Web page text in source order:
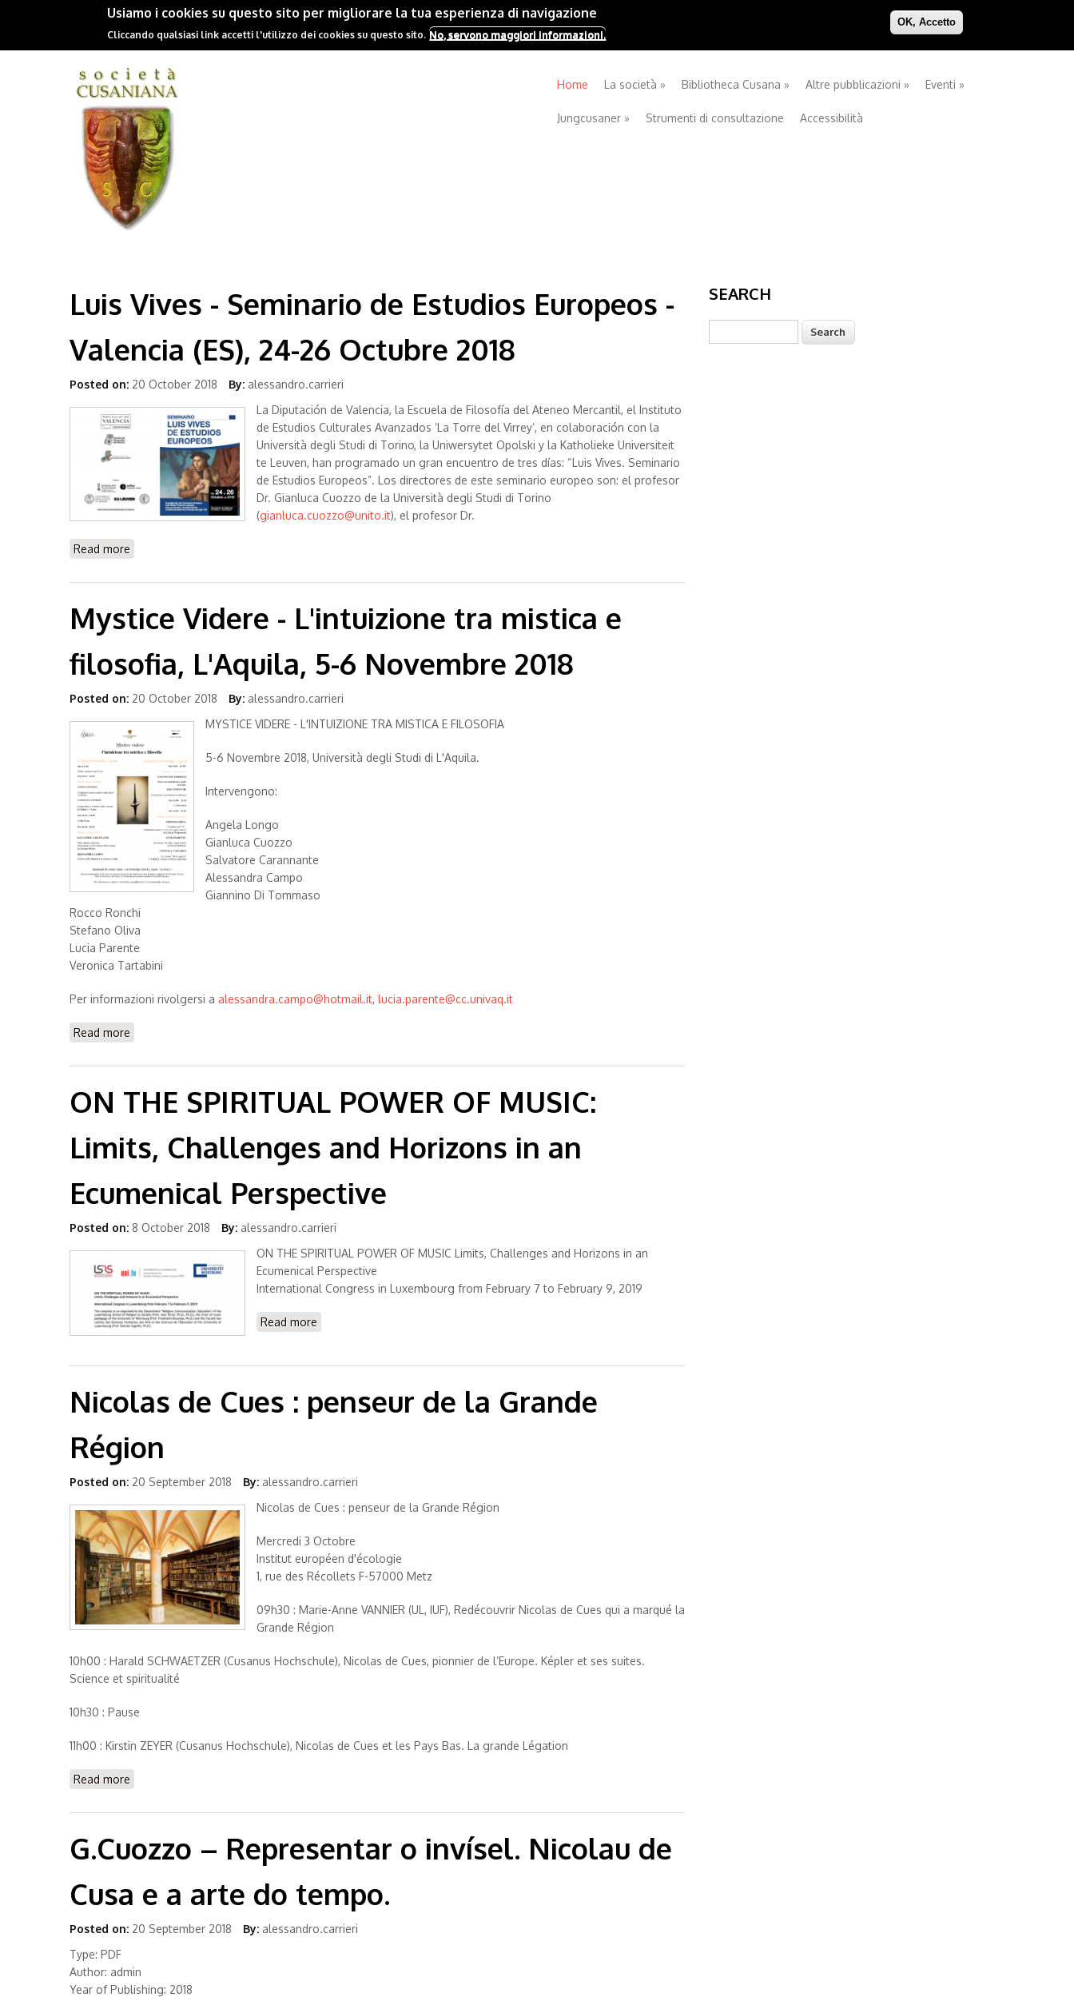
Usiamo i cookies su questo sito per migliorare la tua esperienza di navigazione
Cliccando qualsiasi link accetti l'utilizzo dei cookies su questo sito. No, servono maggiori informazioni.
OK, Accetto
Home La società » Bibliotheca Cusana » Altre pubblicazioni » Eventi »
Jungcusaner » Strumenti di consultazione Accessibilità
Luis Vives - Seminario de Estudios Europeos -
Valencia (ES), 24-26 Octubre 2018
Posted on: 20 October 2018 By: alessandro.carrieri
La Diputación de Valencia, la Escuela de Filosofía del Ateneo Mercantil, el Instituto
de Estudios Culturales Avanzados ‘La Torre del Virrey’, en colaboración con la
Università degli Studi di Torino, la Uniwersytet Opolski y la Katholieke Universiteit
te Leuven, han programado un gran encuentro de tres días: “Luis Vives. Seminario
de Estudios Europeos”. Los directores de este seminario europeo son: el profesor
Dr. Gianluca Cuozzo de la Università degli Studi di Torino
(gianluca.cuozzo@unito.it), el profesor Dr.
Read more
Mystice Videre - L'intuizione tra mistica e
filosofia, L'Aquila, 5-6 Novembre 2018
Posted on: 20 October 2018 By: alessandro.carrieri
MYSTICE VIDERE - L'INTUIZIONE TRA MISTICA E FILOSOFIA
5-6 Novembre 2018, Università degli Studi di L'Aquila.
Intervengono:
Angela Longo
Gianluca Cuozzo
Salvatore Carannante
Alessandra Campo
Giannino Di Tommaso
Rocco Ronchi
Stefano Oliva
Lucia Parente
Veronica Tartabini
Per informazioni rivolgersi a alessandra.campo@hotmail.it, lucia.parente@cc.univaq.it
Read more
ON THE SPIRITUAL POWER OF MUSIC:
Limits, Challenges and Horizons in an
Ecumenical Perspective
Posted on: 8 October 2018 By: alessandro.carrieri
ON THE SPIRITUAL POWER OF MUSIC Limits, Challenges and Horizons in an
Ecumenical Perspective
International Congress in Luxembourg from February 7 to February 9, 2019
Read more
Nicolas de Cues : penseur de la Grande
Région
Posted on: 20 September 2018 By: alessandro.carrieri
Nicolas de Cues : penseur de la Grande Région
Mercredi 3 Octobre
Institut européen d'écologie
1, rue des Récollets F-57000 Metz
09h30 : Marie-Anne VANNIER (UL, IUF), Redécouvrir Nicolas de Cues qui a marqué la
Grande Région
10h00 : Harald SCHWAETZER (Cusanus Hochschule), Nicolas de Cues, pionnier de l’Europe. Képler et ses suites.
Science et spiritualité
10h30 : Pause
11h00 : Kirstin ZEYER (Cusanus Hochschule), Nicolas de Cues et les Pays Bas. La grande Légation
Read more
G.Cuozzo – Representar o invísel. Nicolau de
Cusa e a arte do tempo.
Posted on: 20 September 2018 By: alessandro.carrieri
Type: PDF
Author: admin
Year of Publishing: 2018
SEARCH